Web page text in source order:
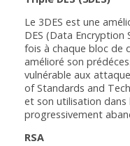
Le 3DES est une
DES (Data
fois à chaque bloc de
amélioré son
vulnérable aux
of Standards and
et son utilisation dans
progressivement
RSA